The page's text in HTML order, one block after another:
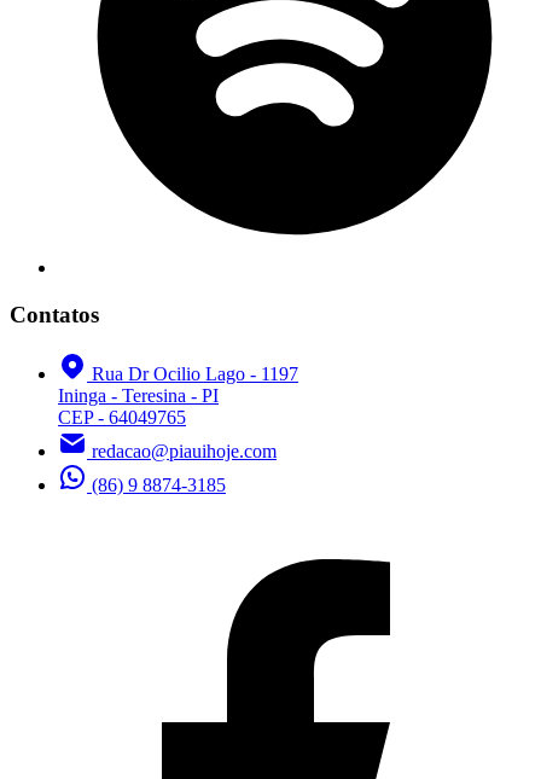
Contatos
Rua Dr Ocilio Lago - 1197
Ininga - Teresina - PI
CEP - 64049765
redacao@piauihoje.com
(86) 9 8874-3185